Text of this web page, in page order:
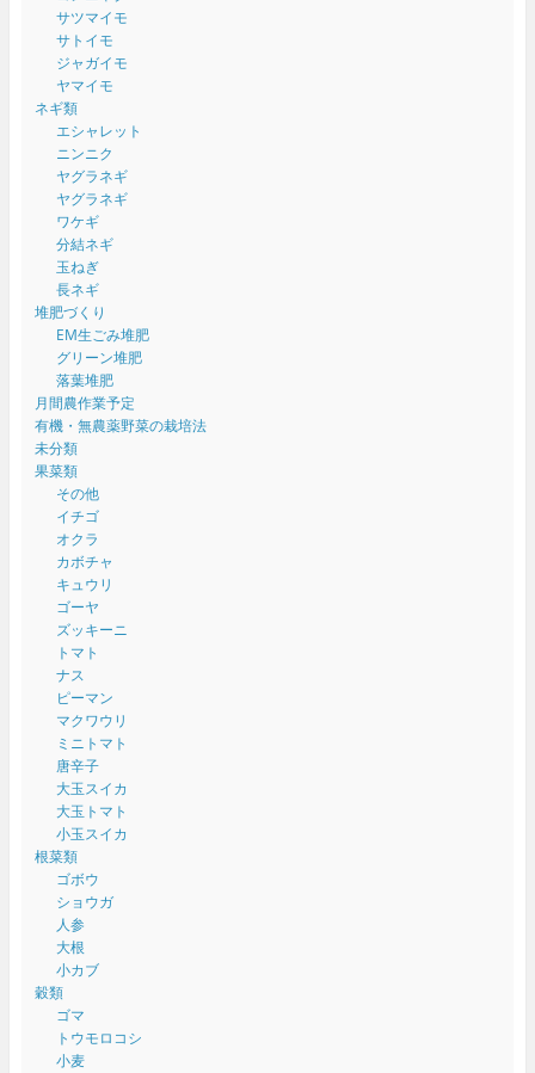
サツマイモ
サトイモ
ジャガイモ
ヤマイモ
ネギ類
エシャレット
ニンニク
ヤグラネギ
ヤグラネギ
ワケギ
分結ネギ
玉ねぎ
長ネギ
堆肥づくり
EM生ごみ堆肥
グリーン堆肥
落葉堆肥
月間農作業予定
有機・無農薬野菜の栽培法
未分類
果菜類
その他
イチゴ
オクラ
カボチャ
キュウリ
ゴーヤ
ズッキーニ
トマト
ナス
ピーマン
マクワウリ
ミニトマト
唐辛子
大玉スイカ
大玉トマト
小玉スイカ
根菜類
ゴボウ
ショウガ
人参
大根
小カブ
穀類
ゴマ
トウモロコシ
小麦